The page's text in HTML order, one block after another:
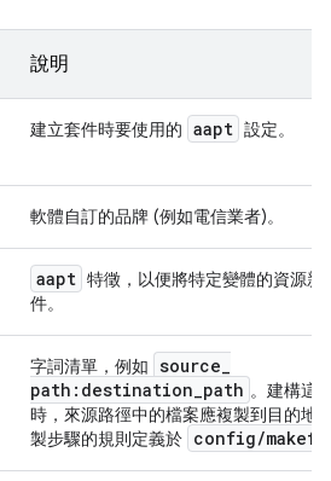
說明
建立套件時要使用的 aapt 設定。
軟體自訂的品牌 (例如電信業者)。
aapt 特徵，以便將特定變體的資源新
件。
字詞清單，例如 source_
path:destination_path 。建構這
時，來源路徑中的檔案應複製到目的地
製步驟的規則定義於 config/